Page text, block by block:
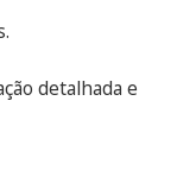
detalhada e